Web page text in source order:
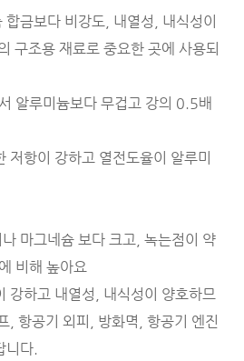
금보다 비강도, 내열성, 내식성이
구조용 재료로 중요한 곳에 사용되
알루미늄보다 무겁고 강의 0.5배
저항이 강하고 열전도율이 알루미
마그네슘 보다 크고, 녹는점이 약
비해 높아요
강하고 내열성, 내식성이 양호하므
, 항공기 외피, 방화멱, 항공기 엔진
니다.